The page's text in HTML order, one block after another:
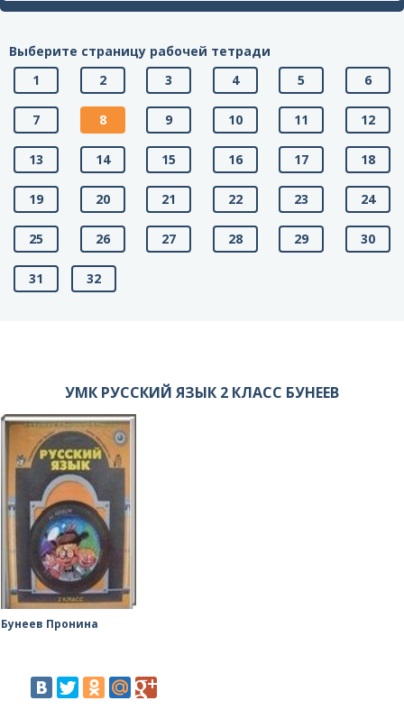
Выберите страницу рабочей тетради
1
2 3 4 5 6
7 8 9 10 11 12
13 14 15 16 17 18
19 20 21 22 23 24
25 26 27 28 29 30
31 32
УМК РУССКИЙ ЯЗЫК 2 КЛАСС БУНЕЕВ
Бунеев Пронина